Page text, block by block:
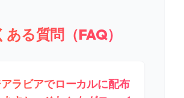
ある質問（FAQ）
ラビアでローカルに配布